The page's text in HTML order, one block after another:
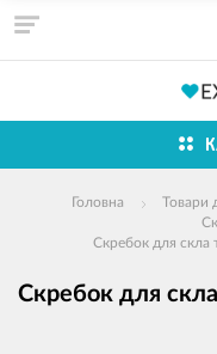
Головна Товари
Скребок для скла
Скребок для